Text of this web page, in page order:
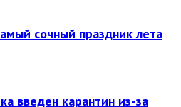
сочный праздник лета
введен карантин из-за